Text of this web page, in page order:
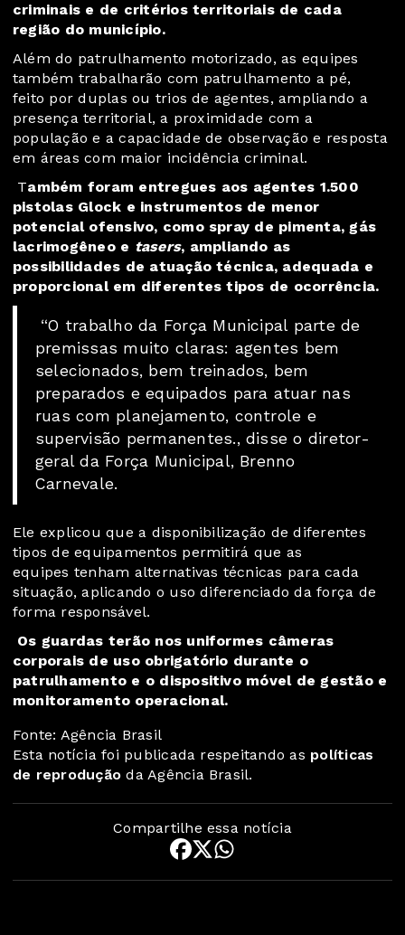
criminais e de critérios territoriais de cada
região do município.
Além do patrulhamento motorizado, as equipes
também trabalharão com patrulhamento a pé,
feito por duplas ou trios de agentes, ampliando a
presença territorial, a proximidade com a
população e a capacidade de observação e resposta
em áreas com maior incidência criminal.
Também foram entregues aos agentes 1.500
pistolas Glock e instrumentos de menor
potencial ofensivo, como spray de pimenta, gás
lacrimogêneo e tasers, ampliando as
possibilidades de atuação técnica, adequada e
proporcional em diferentes tipos de ocorrência.
“O trabalho da Força Municipal parte de
premissas muito claras: agentes bem
selecionados, bem treinados, bem
preparados e equipados para atuar nas
ruas com planejamento, controle e
supervisão permanentes., disse o diretor-
geral da Força Municipal, Brenno
Carnevale.
Ele explicou que a disponibilização de diferentes
tipos de equipamentos permitirá que as
equipes tenham alternativas técnicas para cada
situação, aplicando o uso diferenciado da força de
forma responsável.
Os guardas terão nos uniformes câmeras
corporais de uso obrigatório durante o
patrulhamento e o dispositivo móvel de gestão e
monitoramento operacional.
Fonte: Agência Brasil
Esta notícia foi publicada respeitando as políticas
de reprodução da Agência Brasil.
Compartilhe essa notícia